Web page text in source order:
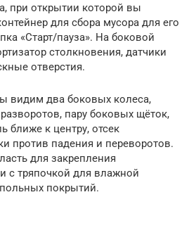
при открытии которой вы
для сбора мусора для его
«Старт/пауза». На боковой
столкновения, датчики
отверстия.
видим два боковых колеса,
пару боковых щёток,
ближе к центру, отсек
против падения и переворотов.
для закрепления
с тряпочкой для влажной
покрытий.